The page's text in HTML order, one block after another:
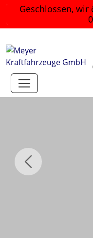
Geschlossen,